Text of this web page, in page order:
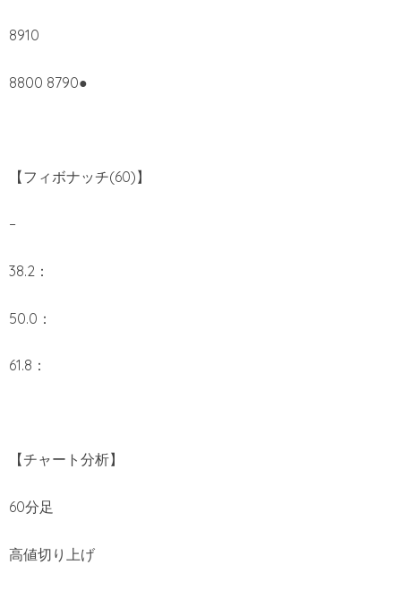
8910
8800 8790●
【フィボナッチ(60)】
–
38.2：
50.0：
61.8：
【チャート分析】
60分足
高値切り上げ